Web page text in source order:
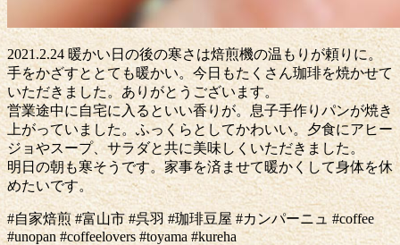
2021.2.24 暖かい日の後の寒さは焙煎機の温もりが頼りに。
手をかざすととても暖かい。今日もたくさん珈琲を焼かせて
いただきました。ありがとうございます。
営業途中に自宅に入るといい香りが。息子手作りパンが焼き
上がっていました。ふっくらとしてかわいい。夕食にアヒー
ジョやスープ、サラダと共に美味しくいただきました。
明日の朝も寒そうです。家事を済ませて暖かくして身体を休
めたいです。
#自家焙煎 #富山市 #呉羽 #珈琲豆屋 #カンパーニュ #coffee
#unopan #coffeelovers #toyama #kureha